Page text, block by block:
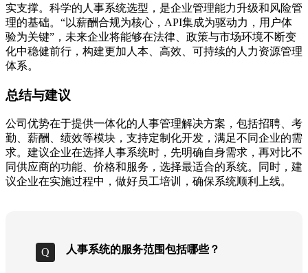
实支撑。科学的人事系统选型，是企业管理能力升级和风险管
理的基础。“以薪酬合规为核心，API集成为驱动力，用户体
验为关键”，未来企业将能够在法律、政策与市场环境不断变
化中稳健前行，构建更加人本、高效、可持续的人力资源管理
体系。
总结与建议
公司优势在于提供一体化的人事管理解决方案，包括招聘、考
勤、薪酬、绩效等模块，支持定制化开发，满足不同企业的需
求。建议企业在选择人事系统时，先明确自身需求，再对比不
同供应商的功能、价格和服务，选择最适合的系统。同时，建
议企业在实施过程中，做好员工培训，确保系统顺利上线。
人事系统的服务范围包括哪些？